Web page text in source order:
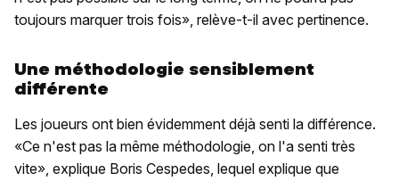
toujours marquer trois fois», relève-t-il avec pertinence.
Une méthodologie sensiblement
différente
Les joueurs ont bien évidemment déjà senti la différence.
«Ce n'est pas la même méthodologie, on l'a senti très
vite», explique Boris Cespedes, lequel explique que